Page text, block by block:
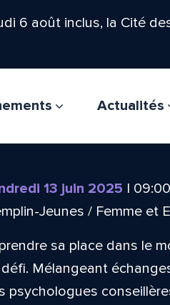
6 août inclus, la Cité
Actualités
13 juin 2025 | 09:00
Jeunes / Femme et
sa place dans le
Mélangeant
psychologues